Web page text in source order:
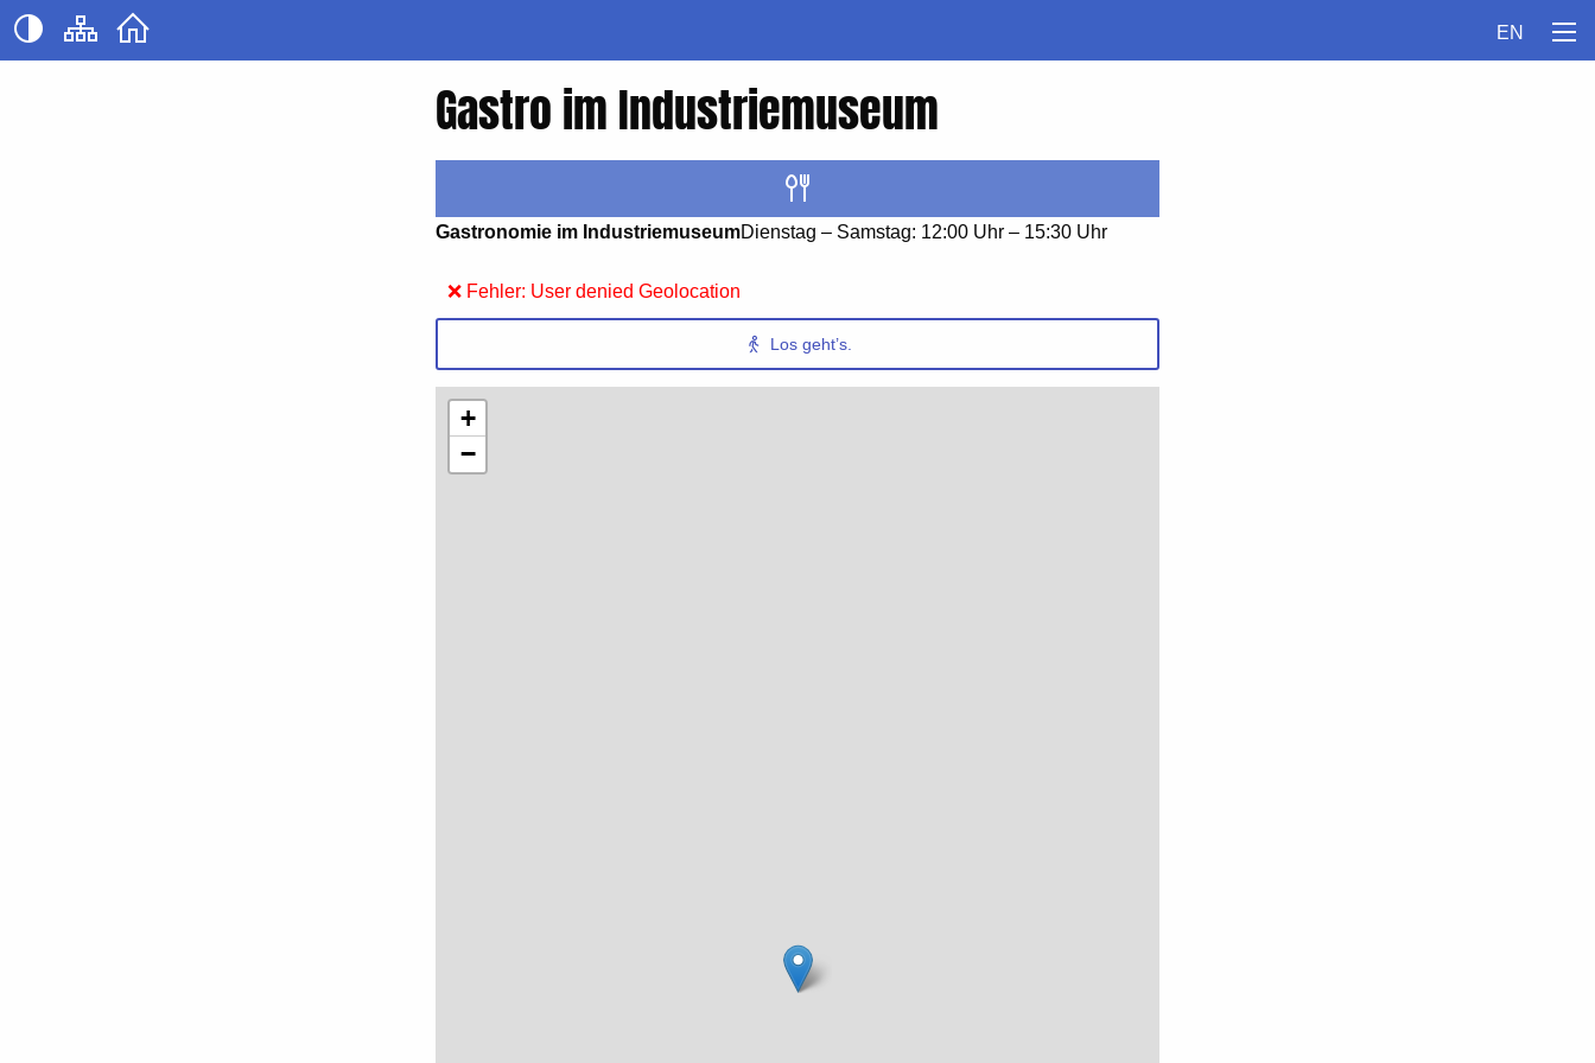
EN
Gastro im Industriemuseum
Gastronomie im IndustriemuseumDienstag – Samstag: 12:00 Uhr – 15:30 Uhr
❌ Fehler: User denied Geolocation
Los geht’s.
+
−